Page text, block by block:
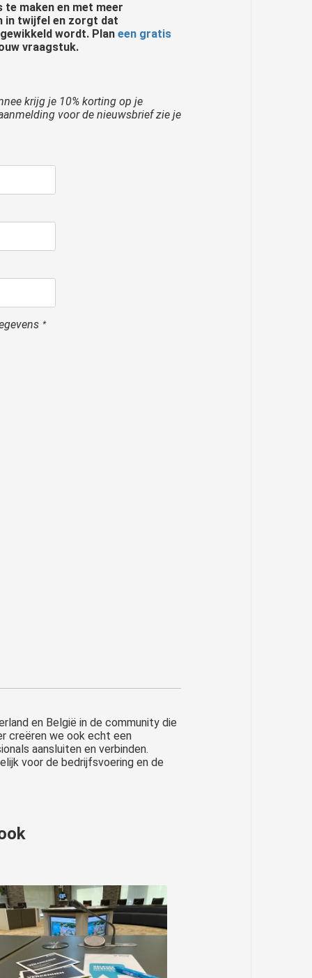
te maken en met meer
in twijfel en zorgt dat
wordt. Plan een gratis
vraagstuk.
krijg je 10% korting op je
voor de nieuwsbrief zie je
*
en België in de community die
creëren we ook echt een
aansluiten en verbinden.
voor de bedrijfsvoering en de